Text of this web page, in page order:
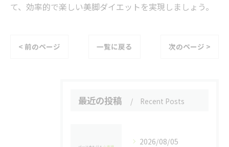
て、効率的で楽しい美脚ダイエットを実現しましょう。
< 前のページ 一覧に戻る 次のページ >
最近の投稿 Recent Posts
2026/08/05